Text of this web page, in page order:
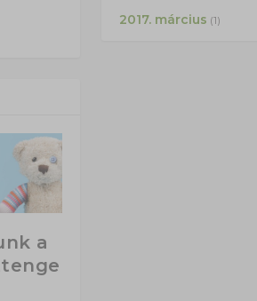
a
2017. március (1)